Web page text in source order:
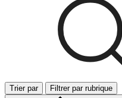
Trier par Filtrer par rubrique